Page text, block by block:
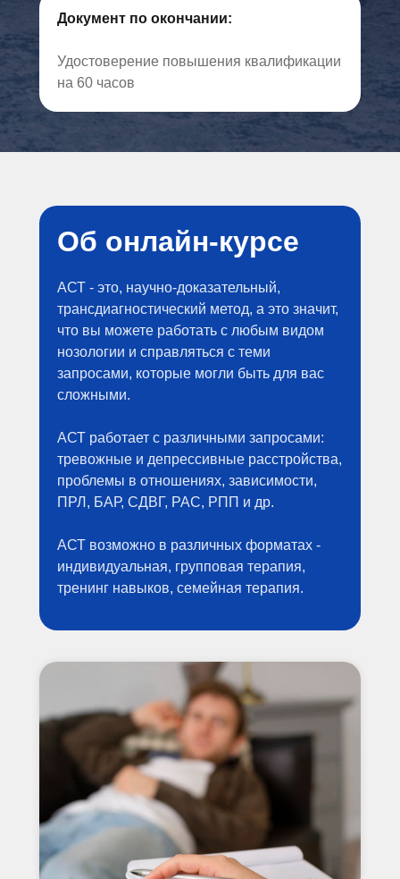
Документ по окончании:
Удостоверение повышения квалификации
на 60 часов
Об онлайн-курсе
АСТ - это, научно-доказательный,
трансдиагностический метод, а это значит,
что вы можете работать с любым видом
нозологии и справляться с теми
запросами, которые могли быть для вас
сложными.
АСТ работает с различными запросами:
тревожные и депрессивные расстройства,
проблемы в отношениях, зависимости,
ПРЛ, БАР, СДВГ, РАС, РПП и др.
АСТ возможно в различных форматах -
индивидуальная, групповая терапия,
тренинг навыков, семейная терапия.